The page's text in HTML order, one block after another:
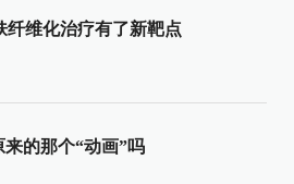
纤维化治疗有了新靶点
的那个“动画”吗